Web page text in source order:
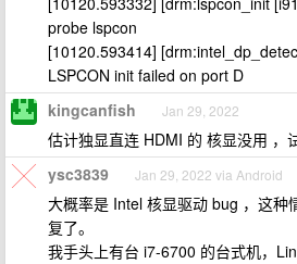
probe lspcon
[10120.593414]
LSPCON init failed on port D
kingcanfish Jan 29, 2022
估计独显直连 HDMI 的 核显没用 ，
ysc3839 Jan 29, 2022 via Android
大概率是 Intel 核显驱动 bug ，这种
复了。
我手头上有台 i7-6700 的台式机，